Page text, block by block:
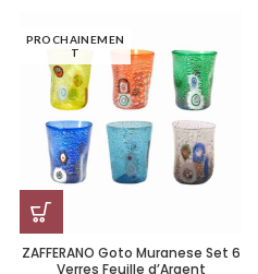
PROCHAINEMEN
T
ZAFFERANO Goto Muranese Set 6
Verres Feuille d’Argent